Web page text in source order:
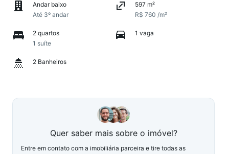
Andar baixo
Até 3º andar
597 m²
R$ 760 /m²
2 quartos
1 suíte
1 vaga
2 Banheiros
Quer saber mais sobre o imóvel?
Entre em contato com a imobiliária parceira e tire todas as